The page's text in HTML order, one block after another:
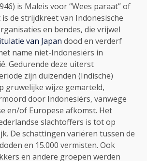
is Maleis voor “Wees paraat” of
is de strijdkreet van Indonesische
en bendes, die vrijwel
van Japan dood en verderf
name niet-Indonesiërs in
Gedurende deze uiterst
zijn duizenden (Indische)
gruwelijke wijze gemarteld,
door Indonesiërs, vanwege
en/of Europese afkomst. Het
slachtoffers is tot op
De schattingen variëren tussen de
en 15.000 vermisten. Ook
en andere groepen werden